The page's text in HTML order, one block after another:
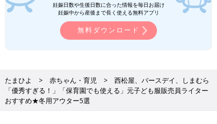
妊娠日数や生後日数に合った情報を毎日お届け
妊娠中から産後まで長く使える無料アプリ
無料ダウンロード
たまひよ 赤ちゃん・育児
西松屋、バースデイ、しまむら
「優秀すぎる！」「保育園でも使える」元子ども服販売員ライター
おすすめ★冬用アウター5選